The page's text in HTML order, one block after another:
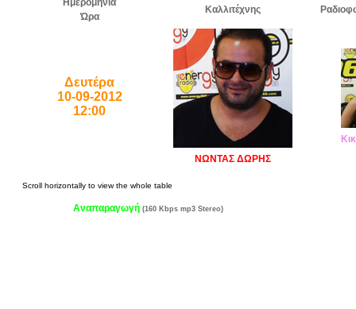
Ημερομηνία
Ώρα
Καλλιτέχνης
Δευτέρα
10-09-2012
12:00
ΝΩΝΤΑΣ ΔΩΡΗΣ
Αναπαραγωγή (160 Kbps mp3 Stereo)